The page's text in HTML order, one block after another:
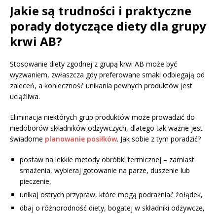
Jakie są trudności i praktyczne
porady dotyczące diety dla grupy
krwi AB?
Stosowanie diety zgodnej z grupą krwi AB może być
wyzwaniem, zwłaszcza gdy preferowane smaki odbiegają od
zaleceń, a konieczność unikania pewnych produktów jest
uciążliwa.
Eliminacja niektórych grup produktów może prowadzić do
niedoborów składników odżywczych, dlatego tak ważne jest
świadome planowanie posiłków. Jak sobie z tym poradzić?
postaw na lekkie metody obróbki termicznej – zamiast
smażenia, wybieraj gotowanie na parze, duszenie lub
pieczenie,
unikaj ostrych przypraw, które mogą podrażniać żołądek,
dbaj o różnorodność diety, bogatej w składniki odżywcze,